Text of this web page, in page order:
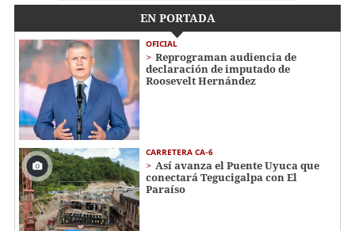
EN PORTADA
OFICIAL
Reprograman audiencia de
declaración de imputado de
Roosevelt Hernández
CARRETERA CA-6
Así avanza el Puente Uyuca que
conectará Tegucigalpa con El
Paraíso